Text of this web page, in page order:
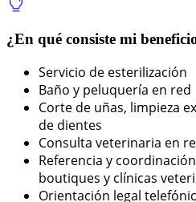
¿En qué consiste mi
Servicio de esterilización
Baño y peluquería en red
Corte de uñas, limpieza
de dientes
Consulta veterinaria en
Referencia y
boutiques y clínicas
Orientación legal